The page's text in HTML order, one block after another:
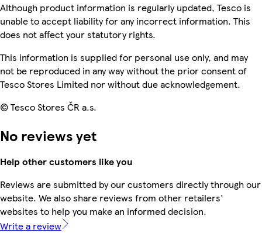
Although product information is regularly updated, Tesco is
unable to accept liability for any incorrect information. This
does not affect your statutory rights.
This information is supplied for personal use only, and may
not be reproduced in any way without the prior consent of
Tesco Stores Limited nor without due acknowledgement.
© Tesco Stores ČR a.s.
No reviews yet
Help other customers like you
Reviews are submitted by our customers directly through our
website. We also share reviews from other retailers'
websites to help you make an informed decision.
Write a review